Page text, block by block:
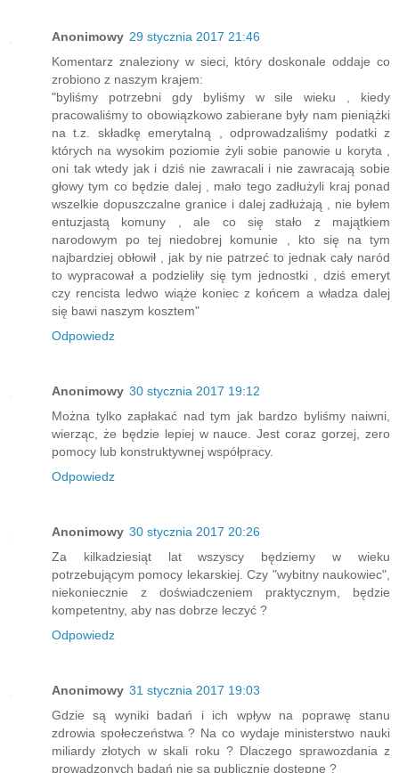
Anonimowy 29 stycznia 2017 21:46
Komentarz znaleziony w sieci, który doskonale oddaje co
zrobiono z naszym krajem:
"byliśmy potrzebni gdy byliśmy w sile wieku , kiedy
pracowaliśmy to obowiązkowo zabierane były nam pieniążki
na t.z. składkę emerytalną , odprowadzaliśmy podatki z
których na wysokim poziomie żyli sobie panowie u koryta ,
oni tak wtedy jak i dziś nie zawracali i nie zawracają sobie
głowy tym co będzie dalej , mało tego zadłużyli kraj ponad
wszelkie dopuszczalne granice i dalej zadłużają , nie byłem
entuzjastą komuny , ale co się stało z majątkiem
narodowym po tej niedobrej komunie , kto się na tym
najbardziej obłowił , jak by nie patrzeć to jednak cały naród
to wypracował a podzieliły się tym jednostki , dziś emeryt
czy rencista ledwo wiąże koniec z końcem a władza dalej
się bawi naszym kosztem"
Odpowiedz
Anonimowy 30 stycznia 2017 19:12
Można tylko zapłakać nad tym jak bardzo byliśmy naiwni,
wierząc, że będzie lepiej w nauce. Jest coraz gorzej, zero
pomocy lub konstruktywnej współpracy.
Odpowiedz
Anonimowy 30 stycznia 2017 20:26
Za kilkadziesiąt lat wszyscy będziemy w wieku
potrzebującym pomocy lekarskiej. Czy "wybitny naukowiec",
niekoniecznie z doświadczeniem praktycznym, będzie
kompetentny, aby nas dobrze leczyć ?
Odpowiedz
Anonimowy 31 stycznia 2017 19:03
Gdzie są wyniki badań i ich wpływ na poprawę stanu
zdrowia społeczeństwa ? Na co wydaje ministerstwo nauki
miliardy złotych w skali roku ? Dlaczego sprawozdania z
prowadzonych badań nie są publicznie dostępne ?